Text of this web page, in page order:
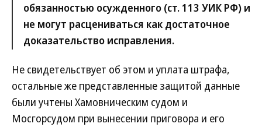
обязанностью осужденного (ст. 113 УИК РФ) и
не могут расцениваться как достаточное
доказательство исправления.
Не свидетельствует об этом и уплата штрафа,
остальные же представленные защитой данные
были учтены Хамовническим судом и
Мосгорсудом при вынесении приговора и его